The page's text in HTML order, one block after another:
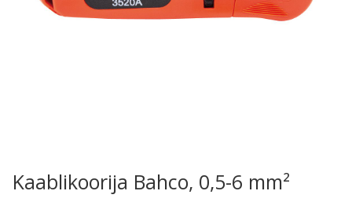
Kaablikoorija Bahco, 0,5-6 mm²